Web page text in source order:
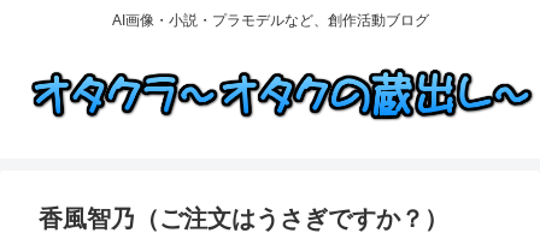
AI画像・小説・プラモデルなど、創作活動ブログ
香風智乃（ご注文はうさぎですか？）